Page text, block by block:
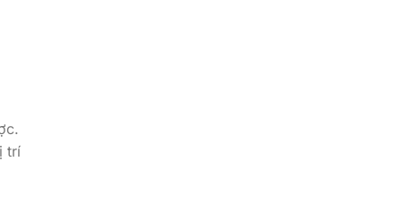
trí